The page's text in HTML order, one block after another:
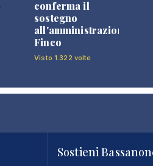
conferma il
sostegno
all'amministrazione
Finco
Visto 1.322 volte
Sostieni